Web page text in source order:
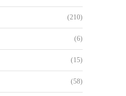
(210)
(6)
(15)
(58)